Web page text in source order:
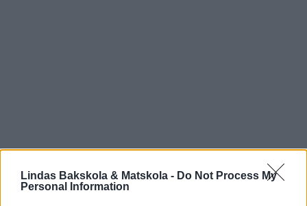
Lindas Bakskola & Matskola - Do Not Process My
Personal Information